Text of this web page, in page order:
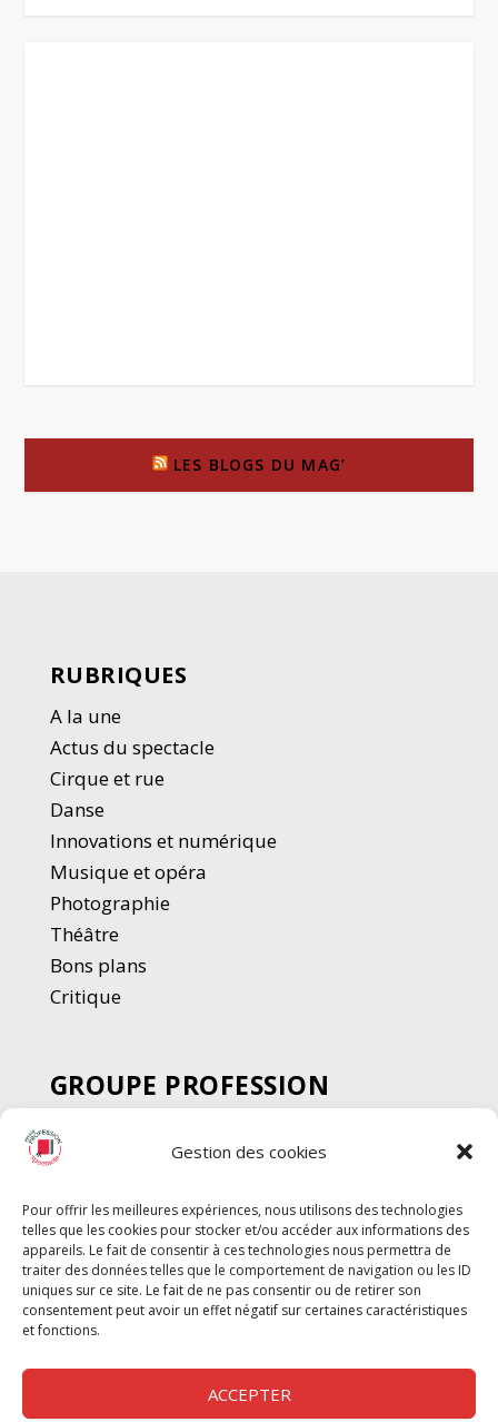
Gestion des cookies
Pour offrir les meilleures expériences, nous utilisons des technologies
telles que les cookies pour stocker et/ou accéder aux informations des
appareils. Le fait de consentir à ces technologies nous permettra de
traiter des données telles que le comportement de navigation ou les ID
uniques sur ce site. Le fait de ne pas consentir ou de retirer son
consentement peut avoir un effet négatif sur certaines caractéristiques
et fonctions.
ACCEPTER
LES BLOGS DU MAG’
RUBRIQUES
A la une
Actus du spectacle
Cirque et rue
Danse
Innovations et numérique
Musique et opéra
Photographie
Théâtre
Bons plans
Critique
GROUPE PROFESSION
SPECTACLE
Chèque Intermittents
Chèque Compta
Chèque Emploi Spectacle
G-Pods
Profession Audio-visuel